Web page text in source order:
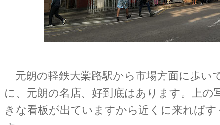
元朗の軽鉄大棠路駅から市場方面に歩い
に、元朗の名店、好到底はあります。上の
きな看板が出ていますから近くに来れば